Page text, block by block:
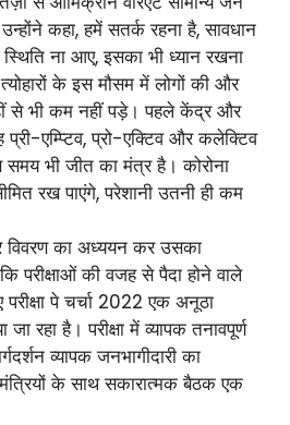
कहा, हमें सतर्क रहना है, सावधान
ना आए, इसका भी ध्यान रखना
के इस मौसम में लोगों की और
से भी कम नहीं पड़े। पहले केंद्र और
एम्प्टिव, प्रो-एक्टिव और कलेक्टिव
समय भी जीत का मंत्र है। कोरोना
रख पाएंगे, परेशानी उतनी ही कम
विवरण का अध्ययन कर उसका
परीक्षाओं की वजह से पैदा होने वाले
पे चर्चा 2022 एक अनूठा
रहा है। परीक्षा में व्यापक तनावपूर्ण
व्यापक जनभागीदारी का
के साथ सकारात्मक बैठक एक